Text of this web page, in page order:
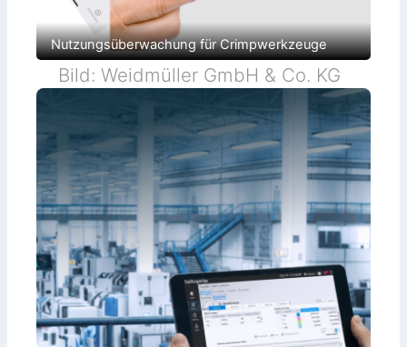
Nutzungsüberwachung für Crimpwerkzeuge
Bild: Weidmüller GmbH & Co. KG